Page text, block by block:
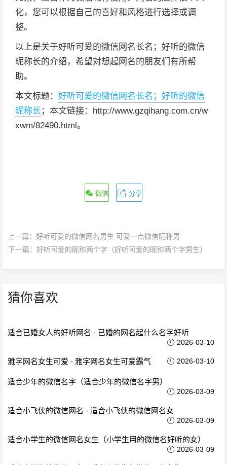
化，您可以根据自己的喜好和风格进行选择或调
整。
以上是关于好听可爱的微信网名长名；好听的微信
昵称长的介绍，希望对想起网名的朋友们有所帮
助。
本文标题： 好听可爱的微信网名长名；好听的微信
昵称长 ；本文链接：http://www.gzqihang.com.cn/w
xwm/82490.html。
微信 分享
上一篇： 好听可爱的微信网名男生 可爱一点微信昵称男
下一篇： 好听可爱的昵称两个字（好听可爱的昵称两个字男生）
猜你喜欢
适合已婚女人的好听网名 - 已婚的网名起什么名字好听
2026-03-10
雅字网名女生可爱 - 雅字网名女生可爱霸气 2026-03-10
适合少年的微信名字（适合少年的微信名字男）
2026-03-09
适合小飞侠的微信网名 - 适合小飞侠的微信网名女
2026-03-09
适合小学生的微信网名女生（小学生用的微信名好听的女）
2026-03-09